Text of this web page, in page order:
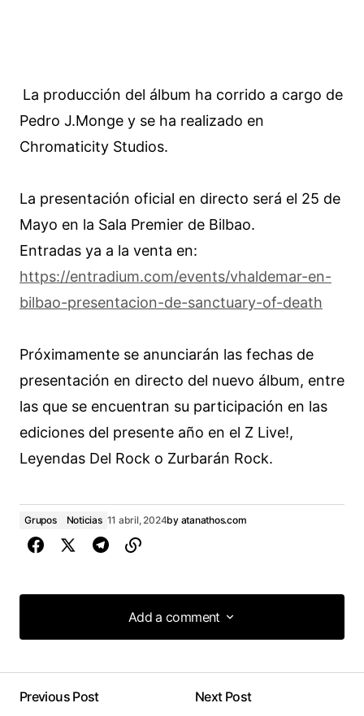
La producción del álbum ha corrido a cargo de
Pedro J.Monge y se ha realizado en
Chromaticity Studios.
La presentación oficial en directo será el 25 de
Mayo en la Sala Premier de Bilbao.
Entradas ya a la venta en:
https://entradium.com/events/vhaldemar-en-
bilbao-presentacion-de-sanctuary-of-death
Próximamente se anunciarán las fechas de
presentación en directo del nuevo álbum, entre
las que se encuentran su participación en las
ediciones del presente año en el Z Live!,
Leyendas Del Rock o Zurbarán Rock.
Grupos Noticias 11 abril, 2024by atanathos.com
Add a comment
Add a comment
Previous Post
Next Post